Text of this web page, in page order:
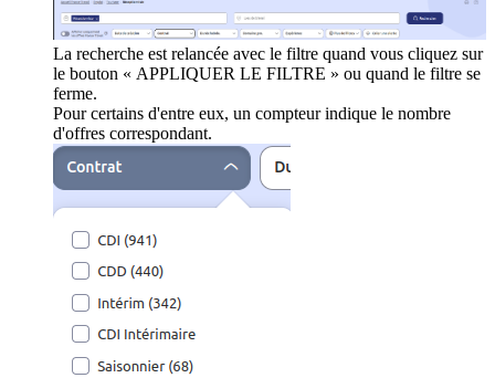
La recherche est relancée avec le filtre quand vous cliquez sur
le bouton « APPLIQUER LE FILTRE » ou quand le filtre se
ferme.
Pour certains d'entre eux, un compteur indique le nombre
d'offres correspondant.